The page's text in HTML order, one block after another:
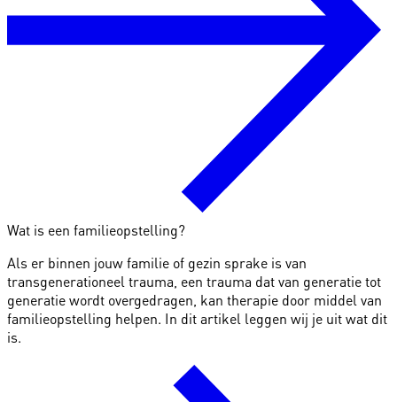
Wat is een familieopstelling?
Als er binnen jouw familie of gezin sprake is van
transgenerationeel trauma, een trauma dat van generatie tot
generatie wordt overgedragen, kan therapie door middel van
familieopstelling helpen. In dit artikel leggen wij je uit wat dit
is.